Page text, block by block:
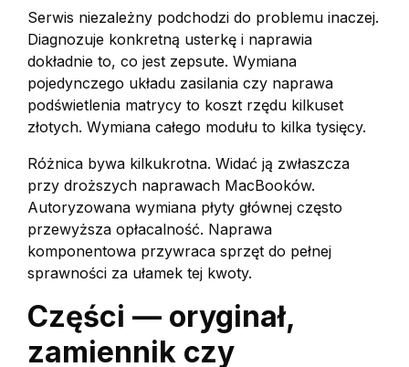
Serwis niezależny podchodzi do problemu inaczej.
Diagnozuje konkretną usterkę i naprawia
dokładnie to, co jest zepsute. Wymiana
pojedynczego układu zasilania czy naprawa
podświetlenia matrycy to koszt rzędu kilkuset
złotych. Wymiana całego modułu to kilka tysięcy.
Różnica bywa kilkukrotna. Widać ją zwłaszcza
przy droższych naprawach MacBooków.
Autoryzowana wymiana płyty głównej często
przewyższa opłacalność. Naprawa
komponentowa przywraca sprzęt do pełnej
sprawności za ułamek tej kwoty.
Części — oryginał,
zamiennik czy